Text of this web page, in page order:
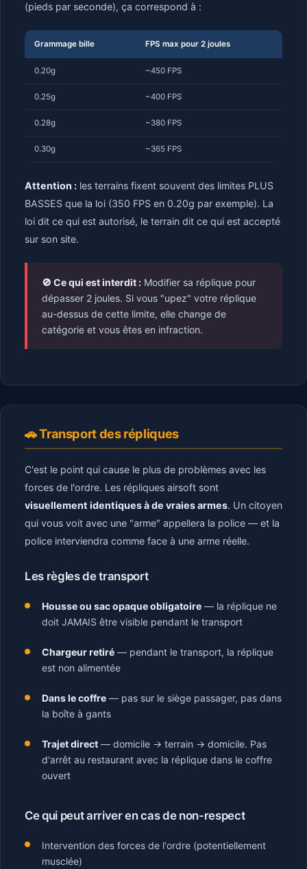
(pieds par seconde), ça correspond à :
Grammage bille FPS max pour 2 joules
0.20g ~450 FPS
0.25g ~400 FPS
0.28g ~380 FPS
0.30g ~365 FPS
Attention : les terrains fixent souvent des limites PLUS
BASSES que la loi (350 FPS en 0.20g par exemple). La
loi dit ce qui est autorisé, le terrain dit ce qui est accepté
sur son site.
🚫 Ce qui est interdit : Modifier sa réplique pour
dépasser 2 joules. Si vous "upez" votre réplique
au-dessus de cette limite, elle change de
catégorie et vous êtes en infraction.
🚗 Transport des répliques
C'est le point qui cause le plus de problèmes avec les
forces de l'ordre. Les répliques airsoft sont
visuellement identiques à de vraies armes. Un citoyen
qui vous voit avec une "arme" appellera la police — et la
police interviendra comme face à une arme réelle.
Les règles de transport
Housse ou sac opaque obligatoire — la réplique ne
doit JAMAIS être visible pendant le transport
Chargeur retiré — pendant le transport, la réplique
est non alimentée
Dans le coffre — pas sur le siège passager, pas dans
la boîte à gants
Trajet direct — domicile → terrain → domicile. Pas
d'arrêt au restaurant avec la réplique dans le coffre
ouvert
Ce qui peut arriver en cas de non-respect
Intervention des forces de l'ordre (potentiellement
musclée)